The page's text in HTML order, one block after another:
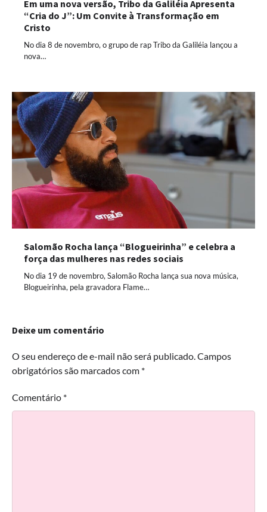
Em uma nova versão, Tribo da Galiléia Apresenta
“Cria do J”: Um Convite à Transformação em
Cristo
No dia 8 de novembro, o grupo de rap Tribo da Galiléia lançou a
nova…
Salomão Rocha lança “Blogueirinha” e celebra a
força das mulheres nas redes sociais
No dia 19 de novembro, Salomão Rocha lança sua nova música,
Blogueirinha, pela gravadora Flame…
Deixe um comentário
O seu endereço de e-mail não será publicado.Campos
obrigatórios são marcados com *
Comentário *